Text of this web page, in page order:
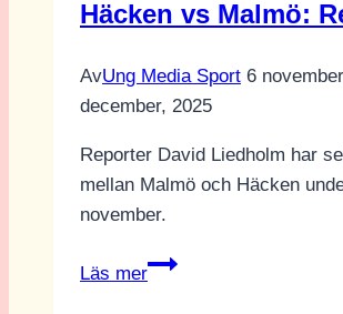
Häcken vs Malmö:
AvUng Media Sport 6
december, 2025
Reporter David Liedholm har
mellan Malmö och Häcken
november.
Läs mer
Häcken